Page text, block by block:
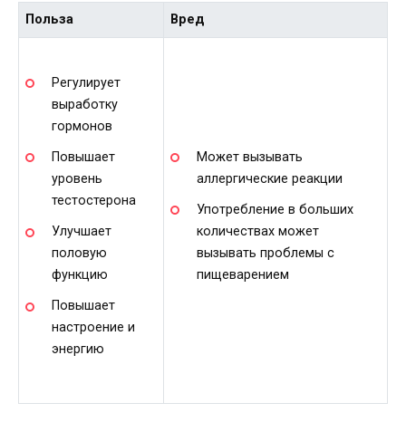
Польза Вред
Регулирует
выработку
гормонов
Повышает
уровень
тестостерона
Улучшает
половую
функцию
Повышает
настроение и
энергию
Может вызывать
аллергические реакции
Употребление в больших
количествах может
вызывать проблемы с
пищеварением